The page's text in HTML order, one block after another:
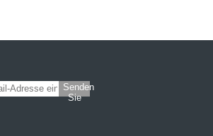
Senden
Sie